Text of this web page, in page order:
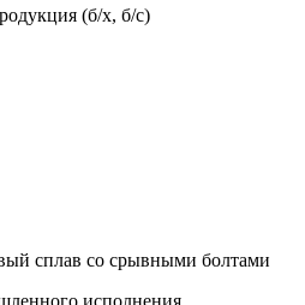
(б/х, б/с)
сплав со срывными болтами
исполнения